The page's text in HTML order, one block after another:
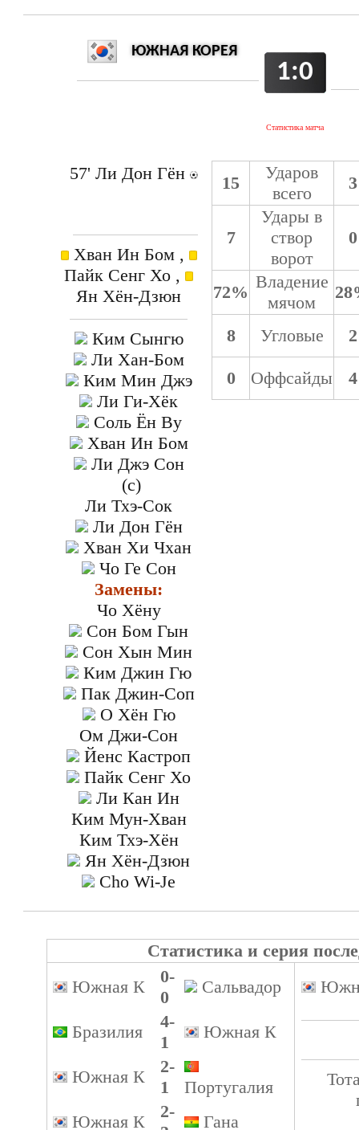
ЮЖНАЯ КОРЕЯ
1:0
Статистика матча
57' Ли Дон Гён
Хван Ин Бом ,
Пайк Сенг Хо ,
Ян Хён-Дзюн
Ким Сынгю
Ли Хан-Бом
Ким Мин Джэ
Ли Ги-Хёк
Соль Ён Ву
Хван Ин Бом
Ли Джэ Сон
(c)
Ли Тхэ-Сок
Ли Дон Гён
Хван Хи Чхан
Чо Ге Сон
Замены:
Чо Хёну
Сон Бом Гын
Сон Хын Мин
Ким Джин Гю
Пак Джин-Соп
О Хён Гю
Ом Джи-Сон
Йенс Кастроп
Пайк Сенг Хо
Ли Кан Ин
Ким Мун-Хван
Ким Тхэ-Хён
Ян Хён-Дзюн
Cho Wi-Je
15
Ударов
всего
3
7
Удары в
створ
ворот
0
72%
Владение
мячом
8 Угловые 2
0 Оффсайды 4
Статистика и серия
Южная К
0-
0
Сальвадор
Бразилия
4-
1
Южная К
Южная К
2-
1
Португалия
Южная К
2-
Гана